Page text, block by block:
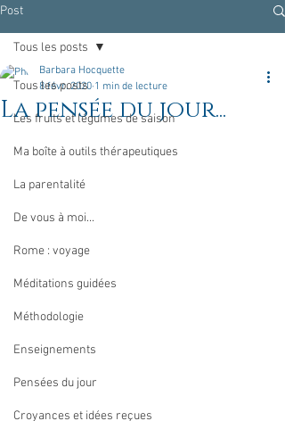
Post
Tous les posts
Les fruits et légumes de saison
Ma boîte à outils thérapeutiques
La parentalité
De vous à moi...
Rome : voyage
Méditations guidées
Méthodologie
Enseignements
Pensées du jour
Croyances et idées reçues
Tous les posts
La pensée du jour...
Barbara Hocquette
8 févr. 2020 1 min de lecture